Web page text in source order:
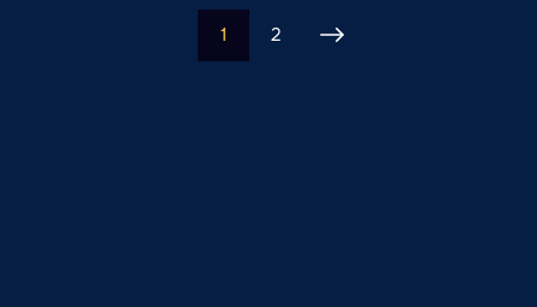
1 2